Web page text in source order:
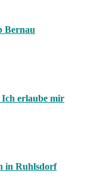
Bernau
Ich erlaube mir
in Ruhlsdorf